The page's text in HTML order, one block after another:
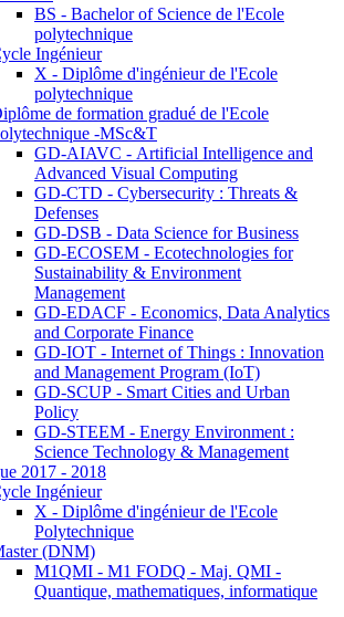
BS - Bachelor of Science de l'Ecole
polytechnique
Ingénieur
X - Diplôme d'ingénieur de l'Ecole
polytechnique
de formation gradué de l'Ecole
-MSc&T
GD-AIAVC - Artificial Intelligence and
Advanced Visual Computing
GD-CTD - Cybersecurity : Threats &
Defenses
GD-DSB - Data Science for Business
GD-ECOSEM - Ecotechnologies for
Sustainability & Environment
Management
GD-EDACF - Economics, Data Analytics
and Corporate Finance
GD-IOT - Internet of Things : Innovation
and Management Program (IoT)
GD-SCUP - Smart Cities and Urban
Policy
GD-STEEM - Energy Environment :
Science Technology & Management
2017 - 2018
Ingénieur
X - Diplôme d'ingénieur de l'Ecole
Polytechnique
(DNM)
M1QMI - M1 FODQ - Maj. QMI -
Quantique, mathematiques, informatique